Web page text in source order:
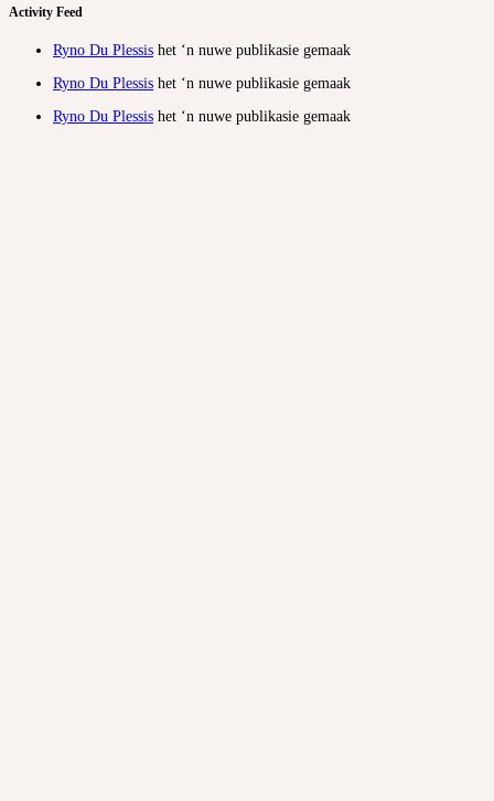
Activity Feed
Ryno Du Plessis het ‘n nuwe publikasie gemaak
Ryno Du Plessis het ‘n nuwe publikasie gemaak
Ryno Du Plessis het ‘n nuwe publikasie gemaak